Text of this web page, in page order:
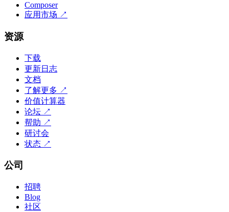
Composer
应用市场 ↗
资源
下载
更新日志
文档
了解更多 ↗
价值计算器
论坛 ↗
帮助 ↗
研讨会
状态 ↗
公司
招聘
Blog
社区